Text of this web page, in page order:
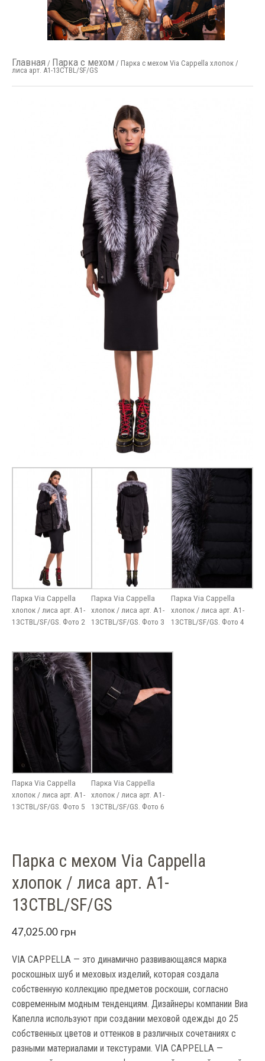
Главная / Парка с мехом / Парка с мехом Via Cappella хлопок /
лиса арт. A1-13CTBL/SF/GS
Парка Via Cappella
хлопок / лиса арт. A1-
13CTBL/SF/GS. Фото 2
Парка Via Cappella
хлопок / лиса арт. A1-
13CTBL/SF/GS. Фото 3
Парка Via Cappella
хлопок / лиса арт. A1-
13CTBL/SF/GS. Фото 4
Парка Via Cappella
хлопок / лиса арт. A1-
13CTBL/SF/GS. Фото 5
Парка Via Cappella
хлопок / лиса арт. A1-
13CTBL/SF/GS. Фото 6
Парка с мехом Via Cappella
хлопок / лиса арт. A1-
13CTBL/SF/GS
47,025.00 грн
VIA CAPPELLA — это динамично развивающаяся марка
роскошных шуб и меховых изделий, которая создала
собственную коллекцию предметов роскоши, согласно
современным модным тенденциям. Дизайнеры компании Виа
Капелла используют при создании меховой одежды до 25
собственных цветов и оттенков в различных сочетаниях с
разными материалами и текстурами. VIA CAPPELLA —